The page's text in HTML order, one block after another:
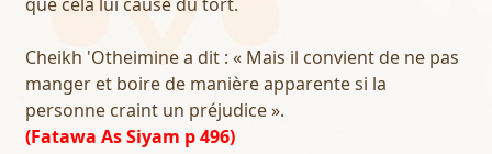
Cheikh 'Otheimine a dit : « Mais il convient de ne pas
manger et boire de manière apparente si la
personne craint un préjudice ».
(Fatawa As Siyam p 496)